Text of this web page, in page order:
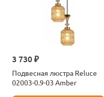
3 730 ₽
Подвесная люстра Reluce
02003-0.9-03 Amber